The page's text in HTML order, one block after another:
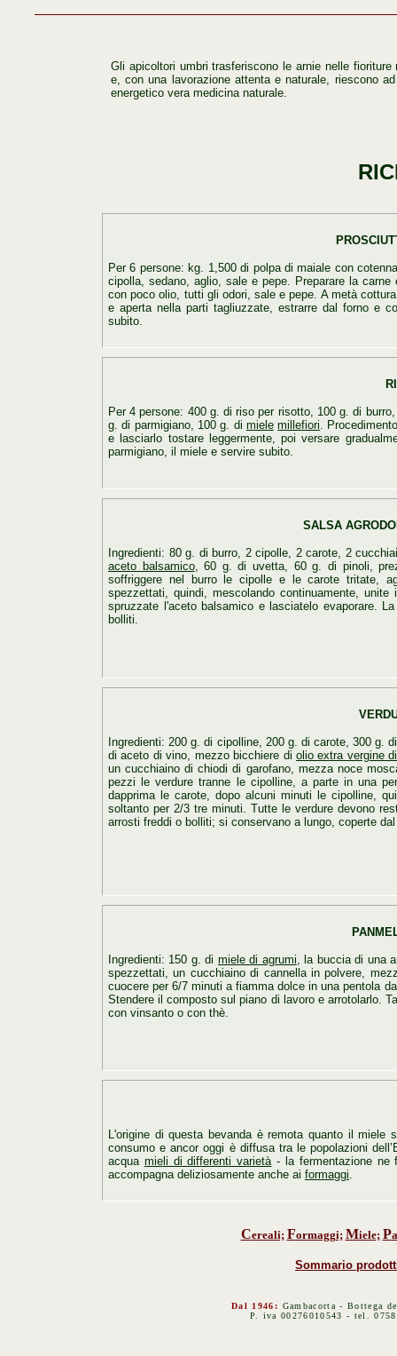
Gli apicoltori umbri trasferiscono le arnie nelle
e, con una lavorazione attenta e naturale, riescono
energetico vera medicina naturale.
Per 6 persone: kg. 1,500 di polpa di maiale con
cipolla, sedano, aglio, sale e pepe. Preparare la
con poco olio, tutti gli odori, sale e pepe. A metà
e aperta nella parti tagliuzzate, estrarre dal forno e
subito.
Per 4 persone: 400 g. di riso per risotto, 100 g. di
g. di parmigiano, 100 g. di miele millefiori.
e lasciarlo tostare leggermente, poi versare
parmigiano, il miele e servire subito.
SALSA
Ingredienti: 80 g. di burro, 2 cipolle, 2 carote, 2
aceto balsamico, 60 g. di uvetta, 60 g. di pinoli,
soffriggere nel burro le cipolle e le carote tritate,
spezzettati, quindi, mescolando continuamente,
spruzzate l'aceto balsamico e lasciatelo evaporare.
bolliti.
Ingredienti: 200 g. di cipolline, 200 g. di carote, 300 g.
di aceto di vino, mezzo bicchiere di olio extra vergine
un cucchiaino di chiodi di garofano, mezza noce
pezzi le verdure tranne le cipolline, a parte in una
dapprima le carote, dopo alcuni minuti le cipolline,
soltanto per 2/3 tre minuti. Tutte le verdure devono
arrosti freddi o bolliti; si conservano a lungo, coperte
Ingredienti: 150 g. di miele di agrumi, la buccia di una
spezzettati, un cucchiaino di cannella in polvere,
cuocere per 6/7 minuti a fiamma dolce in una pentola
Stendere il composto sul piano di lavoro e arrotolarlo.
con vinsanto o con thè.
L'origine di questa bevanda è remota quanto il
consumo e ancor oggi è diffusa tra le popolazioni
acqua mieli di differenti varietà- la fermentazione ne
accompagna deliziosamente anche ai formaggi.
Cereali; Formaggi; Miele; P
Sommario
Dal 1946: Gambacorta - Bottega
P. iva 00276010543 - tel.